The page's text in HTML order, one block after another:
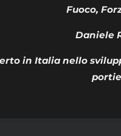
Fuoco,
Daniele
in Italia nello